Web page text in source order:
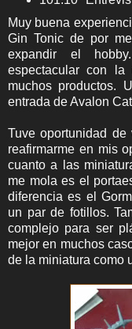
Muy buena
Gin Tonic de por
expandir el
espectacular con
muchos productos.
entrada de Avalon
Tuve oportunidad
reafirmarme en mis
cuanto a las
me mola es el
diferencia es el
un par de fotillos.
complejo para ser
mejor en muchos
de la miniatura como